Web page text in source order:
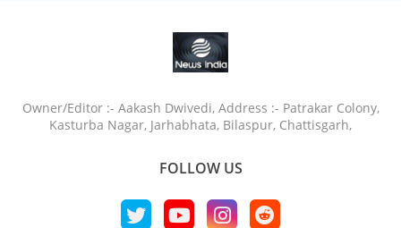
Owner/Editor :- Aakash Dwivedi, Address :- Patrakar Colony,
Kasturba Nagar, Jarhabhata, Bilaspur, Chattisgarh,
FOLLOW US